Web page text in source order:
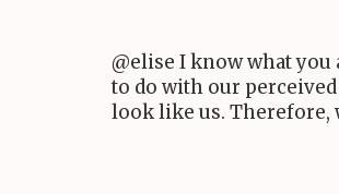
@elise I know what
to do with our
look like us. Therefore,